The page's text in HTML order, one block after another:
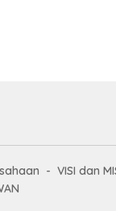
VISI dan